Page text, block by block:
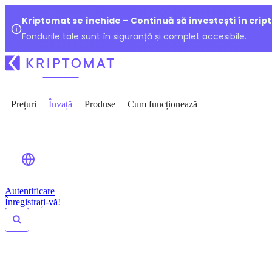
Kriptomat se închide – Continuă să investești în
Fondurile tale sunt în siguranță și complet accesibile.
Prețuri Învață Produse Cum funcționează
Autentificare
Înregistrați-vă!